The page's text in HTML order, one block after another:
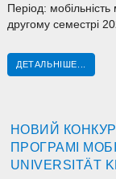
Період:
другому семестрі
ДЕТАЛЬНІШЕ...
НОВИЙ
ПРОГРАМІ
UNIVERSITÄT